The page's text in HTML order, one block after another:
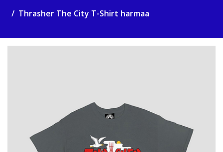
Thrasher The City T-Shirt harmaa